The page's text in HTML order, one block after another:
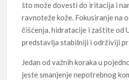
što može dovesti do iritacija i
ravnoteže kože. Fokusiranje na
čišćenja, hidratacije i zaštite od
predstavlja stabilniji i održiviji
Jedan od važnih koraka u
jeste smanjenje nepotrebnog